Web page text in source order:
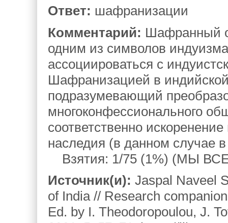
Ответ: шафранизации
Комментарий: Шафранный
одним из символов
ассоциироваться с
Шафранизацией в
подразумевающий
многоконфессионального
соответственно искоренение
наследия (в данном случае
Взятия: 1/75 (1%) (МЫ
Источник(и): Jaspal Naveel
of India // Research
Ed. by I. Theodoropoulou, J.